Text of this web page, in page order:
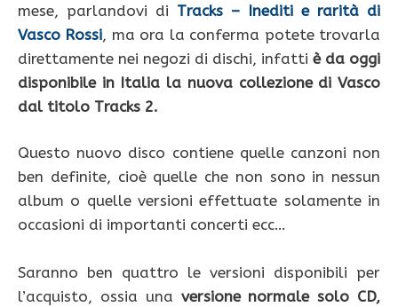
mese, parlandovi di Tracks – Inediti e rarità di
Vasco Rossi, ma ora la conferma potete trovarla
direttamente nei negozi di dischi, infatti è da oggi
disponibile in Italia la nuova collezione di Vasco
dal titolo Tracks 2.
Questo nuovo disco contiene quelle canzoni non
ben definite, cioè quelle che non sono in nessun
album o quelle versioni effettuate solamente in
occasioni di importanti concerti ecc…
Saranno ben quattro le versioni disponibili per
l’acquisto, ossia una versione normale solo CD,